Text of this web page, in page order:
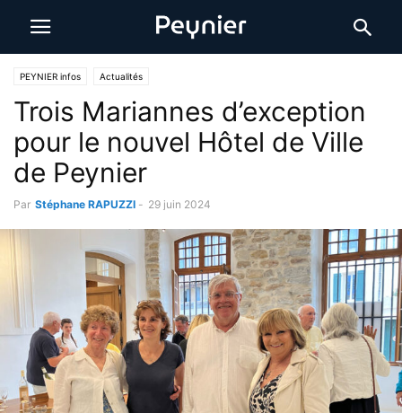
PEYNIER infos Actualités
Trois Mariannes d’exception
pour le nouvel Hôtel de Ville
de Peynier
Par Stéphane RAPUZZI - 29 juin 2024